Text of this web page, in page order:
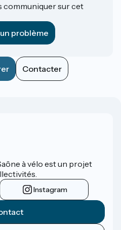
communiquer sur cet
problème
Contacter
à vélo est un projet
Instagram